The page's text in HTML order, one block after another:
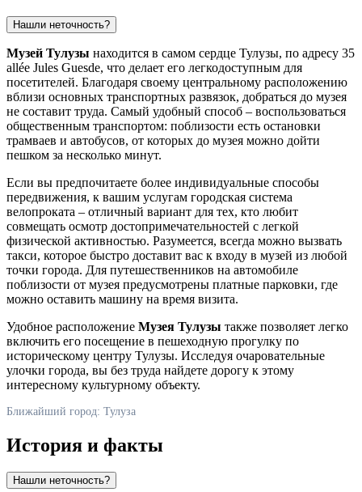
Нашли неточность?
Музей Тулузы находится в самом сердце Тулузы, по адресу 35
allée Jules Guesde, что делает его легкодоступным для
посетителей. Благодаря своему центральному расположению
вблизи основных транспортных развязок, добраться до музея
не составит труда. Самый удобный способ – воспользоваться
общественным транспортом: поблизости есть остановки
трамваев и автобусов, от которых до музея можно дойти
пешком за несколько минут.
Если вы предпочитаете более индивидуальные способы
передвижения, к вашим услугам городская система
велопроката – отличный вариант для тех, кто любит
совмещать осмотр достопримечательностей с легкой
физической активностью. Разумеется, всегда можно вызвать
такси, которое быстро доставит вас к входу в музей из любой
точки города. Для путешественников на автомобиле
поблизости от музея предусмотрены платные парковки, где
можно оставить машину на время визита.
Удобное расположение Музея Тулузы также позволяет легко
включить его посещение в пешеходную прогулку по
историческому центру Тулузы. Исследуя очаровательные
улочки города, вы без труда найдете дорогу к этому
интересному культурному объекту.
Ближайший город: Тулуза
История и факты
Нашли неточность?